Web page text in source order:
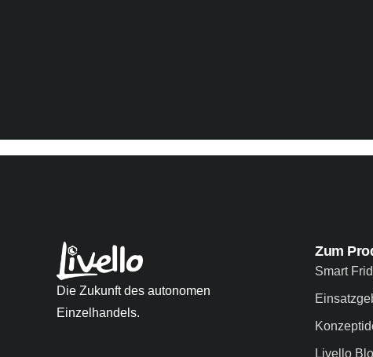
Die Zukunft des autonomen
Einzelhandels.
Zum
Smart
Livello